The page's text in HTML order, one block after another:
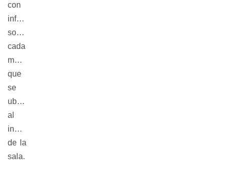
con
información
sobre
cada
muestra,
que
se
ubicarán
al
ingreso
de la
sala.